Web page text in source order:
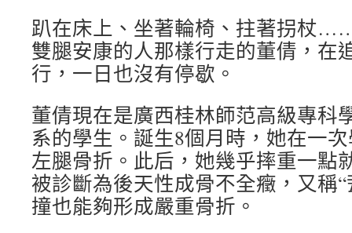
趴在床上、坐著輪椅、拄著拐杖
雙腿安康的人那樣行走的董倩，在
行，一日也沒有停歇。
董倩現在是廣西桂林師范高級專科
系的學生。誕生8個月時，她在一
左腿骨折。此后，她幾乎摔重一點
被診斷為後天性成骨不全癥，又稱
撞也能夠形成嚴重骨折。